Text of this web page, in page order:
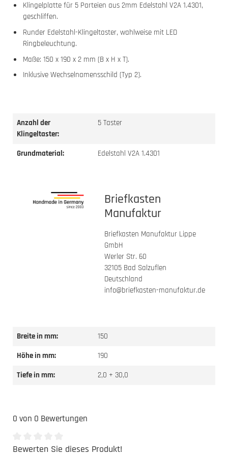
Klingelplatte für 5 Parteien aus 2mm Edelstahl V2A 1.4301,
geschliffen.
Runder Edelstahl-Klingeltaster, wahlweise mit LED
Ringbeleuchtung.
Maße: 150 x 190 x 2 mm (B x H x T).
Inklusive Wechselnamensschild (Typ 2).
Anzahl der
Klingeltaster:
5 Taster
Grundmaterial: Edelstahl V2A 1.4301
Briefkasten
Manufaktur
Briefkasten Manufaktur Lippe
GmbH
Werler Str. 60
32105 Bad Salzuflen
Deutschland
info@briefkasten-manufaktur.de
Breite in mm:
150
Höhe in mm:
190
Tiefe in mm:
2,0 + 30,0
0 von 0 Bewertungen
Durchschnittliche Bewertung von 0 von 5 Sternen
Bewerten Sie dieses Produkt!